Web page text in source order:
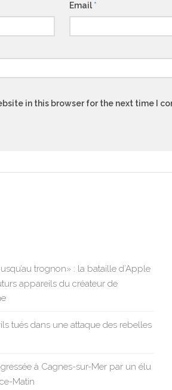
Email*
in this browser for the next time I
trognon» : la bataille d’Apple
appareils du créateur de
tués dans une attaque des rebelles
à Cagnes-sur-Mer par un élu
Matin